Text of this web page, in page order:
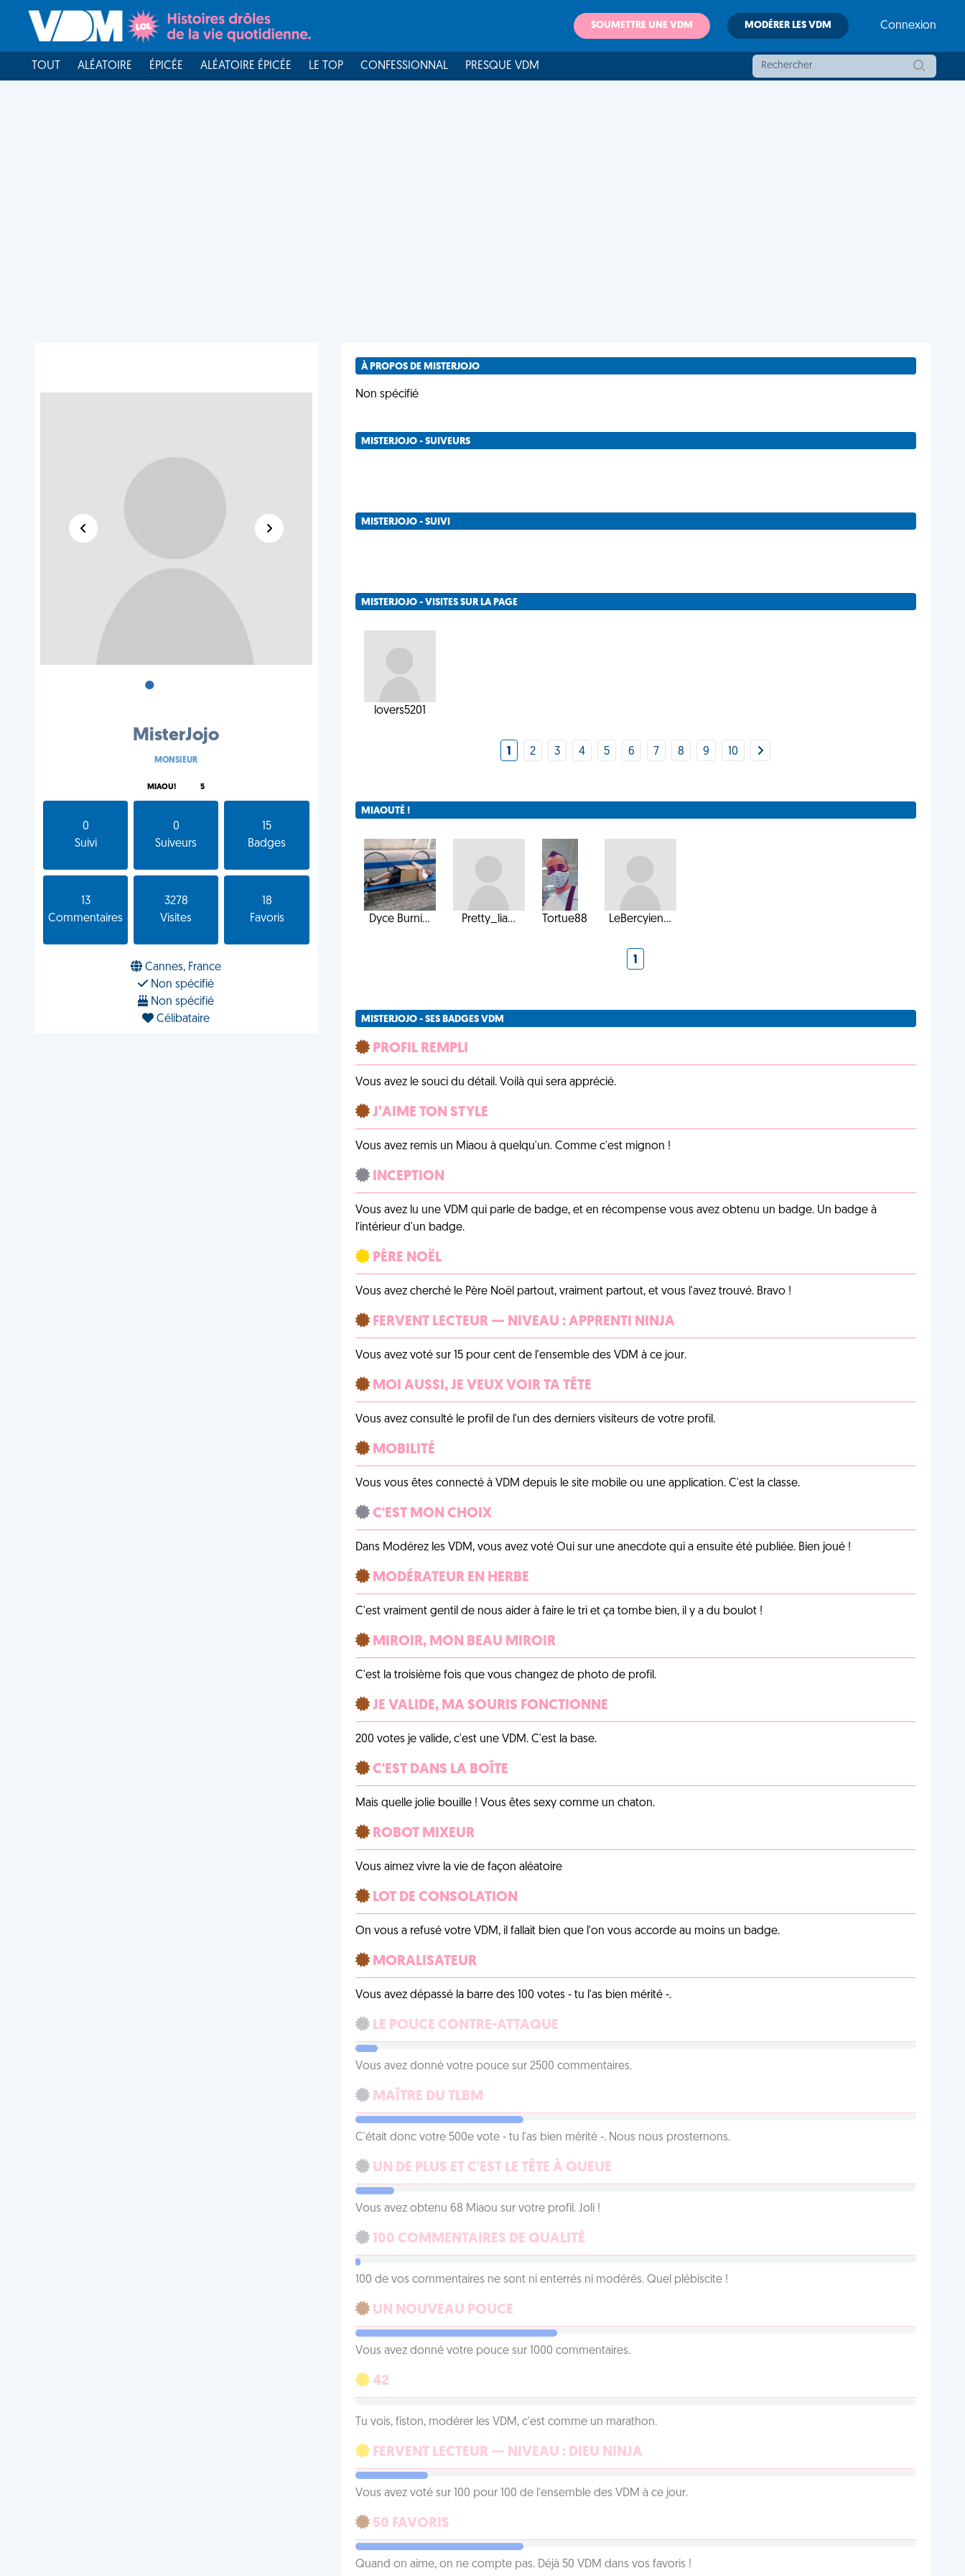
SOUMETTRE UNE VDM MODÉRER LES VDM Connexion
TOUT ALÉATOIRE ÉPICÉE ALÉATOIRE ÉPICÉE LE TOP CONFESSIONNAL PRESQUE VDM
•
MisterJojo
MONSIEUR
MIAOU! 5
0
Suivi
0
Suiveurs
15
Badges
13
Commentaires
3278
Visites
18
Favoris
Cannes, France
Non spécifié
Non spécifié
Célibataire
À PROPOS DE MISTERJOJO
Non spécifié
MISTERJOJO - SUIVEURS
MISTERJOJO - SUIVI
MISTERJOJO - VISITES SUR LA PAGE
lovers5201
1 2 3 4 5 6 7 8 9 10
MIAOUTÉ !
Dyce Burni... Pretty_lia... Tortue88 LeBercyien...
1
MISTERJOJO - SES BADGES VDM
PROFIL REMPLI
Vous avez le souci du détail. Voilà qui sera apprécié.
J’AIME TON STYLE
Vous avez remis un Miaou à quelqu'un. Comme c'est mignon !
INCEPTION
Vous avez lu une VDM qui parle de badge, et en récompense vous avez obtenu un badge. Un badge à
l'intérieur d'un badge.
PÈRE NOËL
Vous avez cherché le Père Noël partout, vraiment partout, et vous l'avez trouvé. Bravo !
FERVENT LECTEUR — NIVEAU : APPRENTI NINJA
Vous avez voté sur 15 pour cent de l'ensemble des VDM à ce jour.
MOI AUSSI, JE VEUX VOIR TA TÊTE
Vous avez consulté le profil de l'un des derniers visiteurs de votre profil.
MOBILITÉ
Vous vous êtes connecté à VDM depuis le site mobile ou une application. C'est la classe.
C'EST MON CHOIX
Dans Modérez les VDM, vous avez voté Oui sur une anecdote qui a ensuite été publiée. Bien joué !
MODÉRATEUR EN HERBE
C'est vraiment gentil de nous aider à faire le tri et ça tombe bien, il y a du boulot !
MIROIR, MON BEAU MIROIR
C'est la troisième fois que vous changez de photo de profil.
JE VALIDE, MA SOURIS FONCTIONNE
200 votes je valide, c'est une VDM. C'est la base.
C'EST DANS LA BOÎTE
Mais quelle jolie bouille ! Vous êtes sexy comme un chaton.
ROBOT MIXEUR
Vous aimez vivre la vie de façon aléatoire
LOT DE CONSOLATION
On vous a refusé votre VDM, il fallait bien que l'on vous accorde au moins un badge.
MORALISATEUR
Vous avez dépassé la barre des 100 votes - tu l'as bien mérité -.
LE POUCE CONTRE-ATTAQUE
Vous avez donné votre pouce sur 2500 commentaires.
MAÎTRE DU TLBM
C'était donc votre 500e vote - tu l'as bien mérité -. Nous nous prosternons.
UN DE PLUS ET C'EST LE TÊTE À QUEUE
Vous avez obtenu 68 Miaou sur votre profil. Joli !
100 COMMENTAIRES DE QUALITÉ
100 de vos commentaires ne sont ni enterrés ni modérés. Quel plébiscite !
UN NOUVEAU POUCE
Vous avez donné votre pouce sur 1000 commentaires.
42
Tu vois, fiston, modérer les VDM, c'est comme un marathon.
FERVENT LECTEUR — NIVEAU : DIEU NINJA
Vous avez voté sur 100 pour 100 de l'ensemble des VDM à ce jour.
50 FAVORIS
Quand on aime, on ne compte pas. Déjà 50 VDM dans vos favoris !